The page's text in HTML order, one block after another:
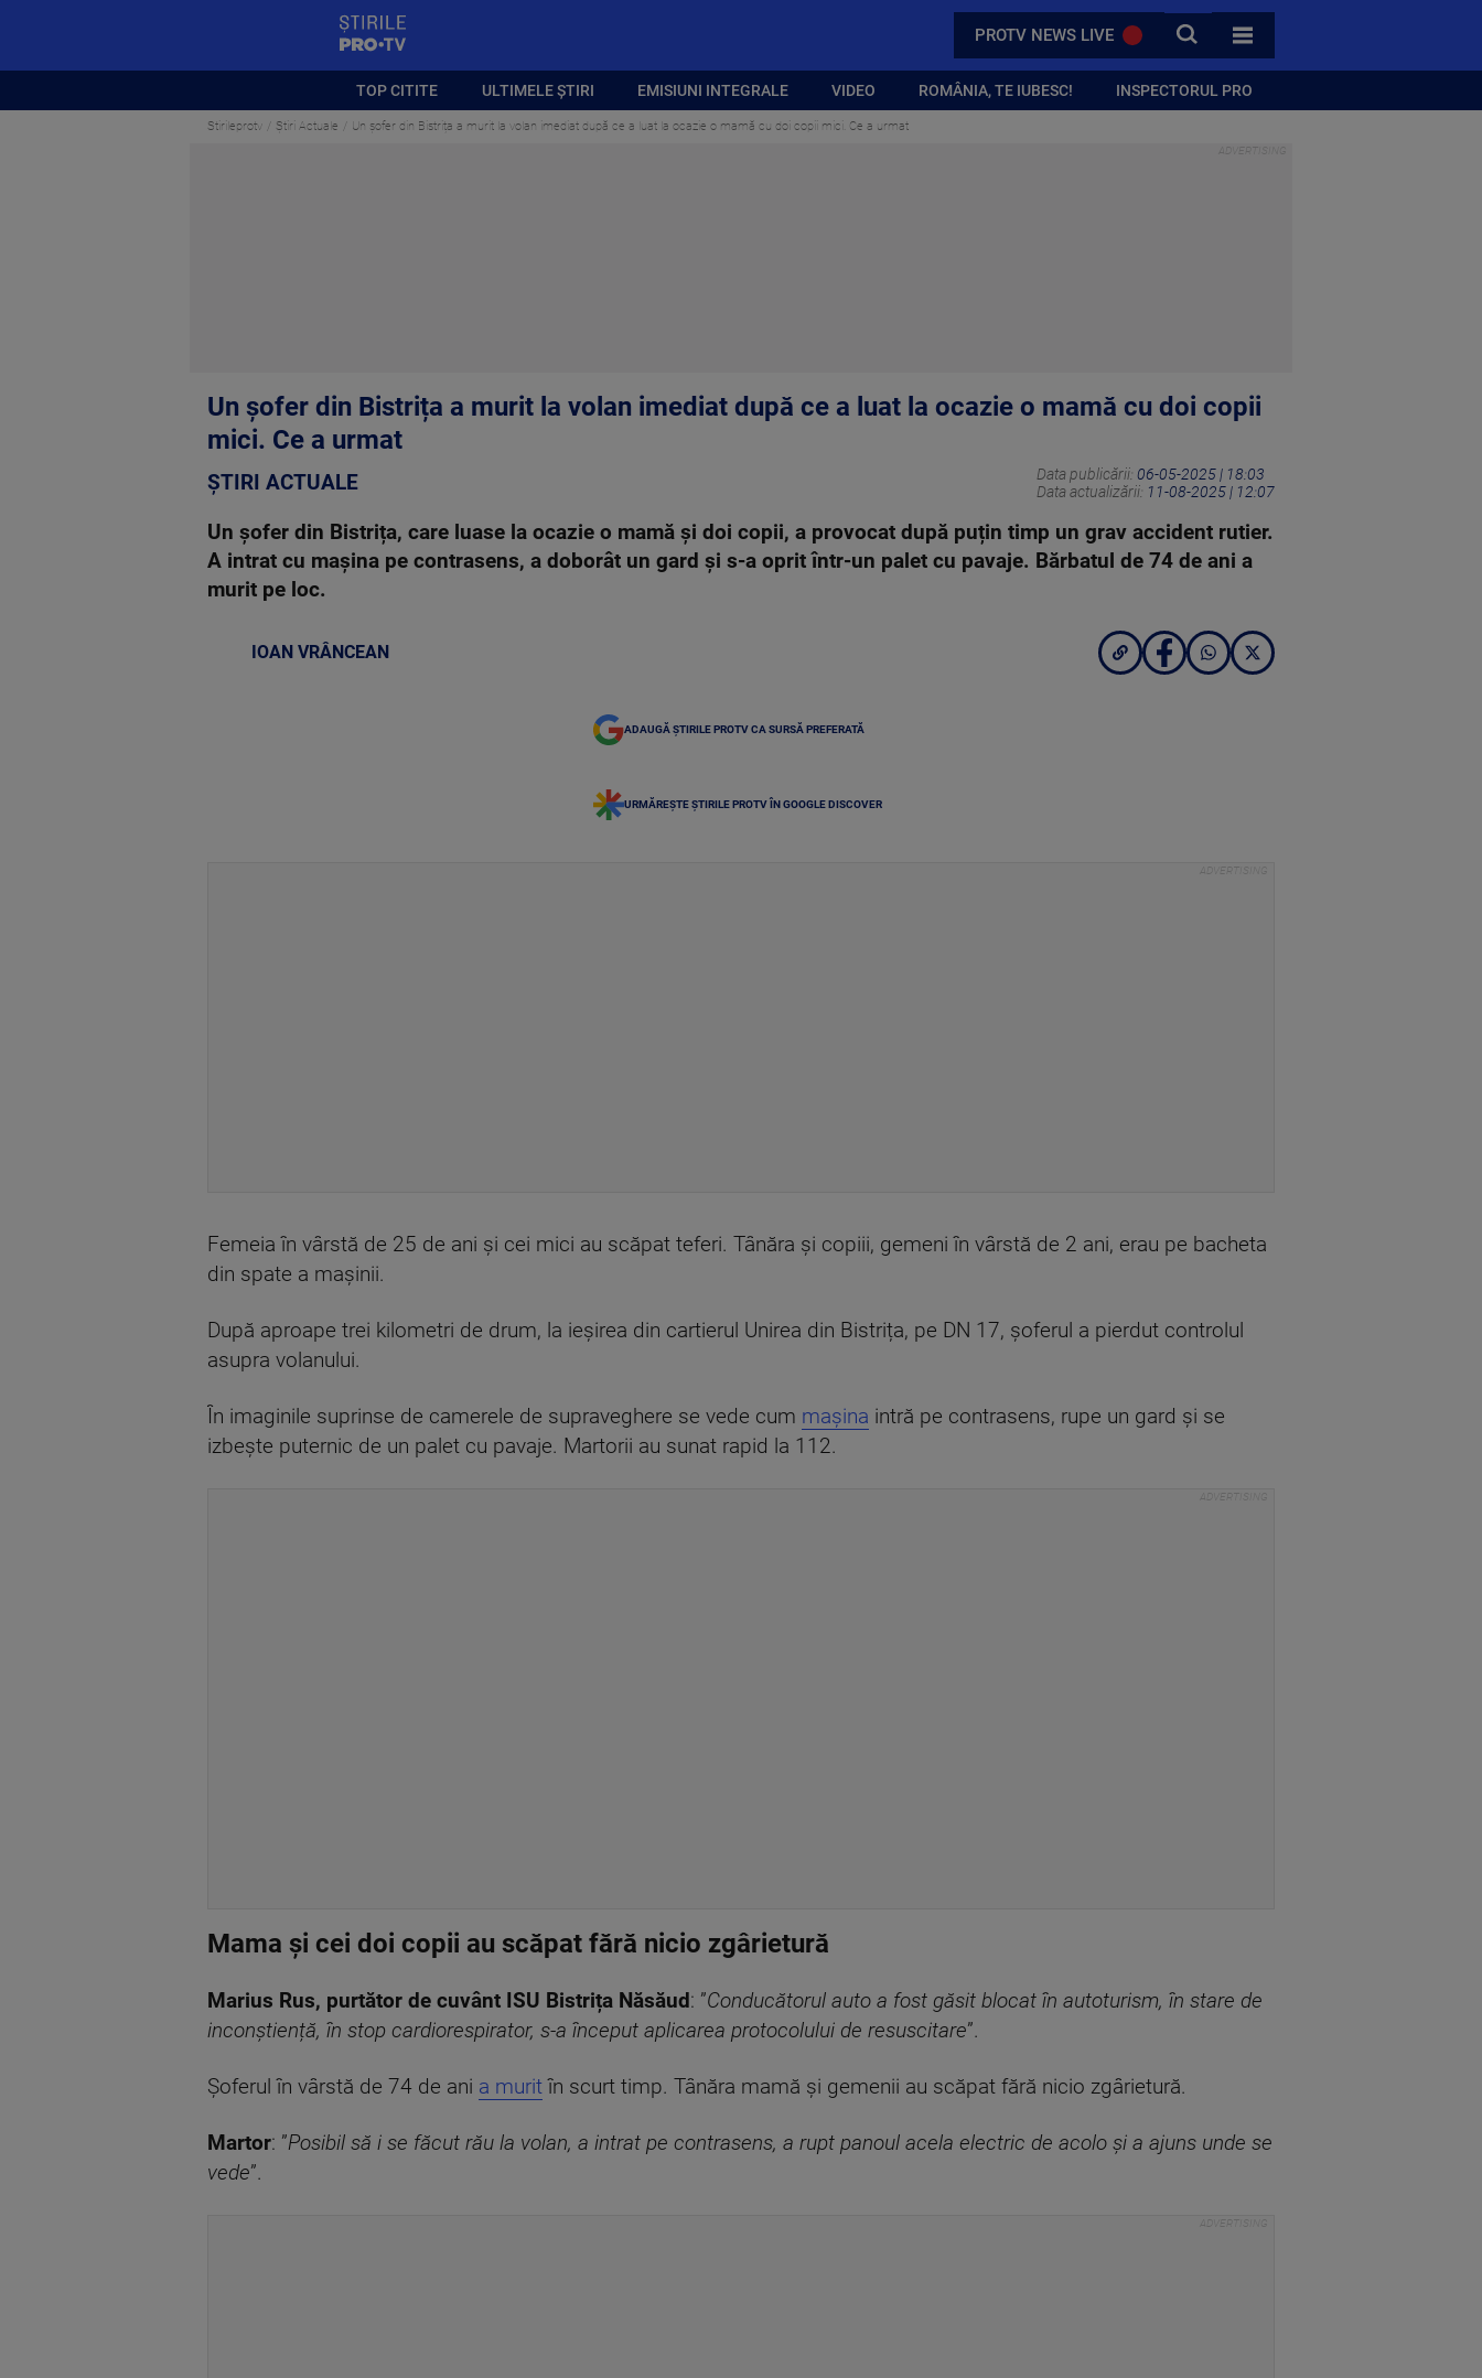
PROTV NEWS LIVE CAUTA
TOATE CATEGORIILE
TOP CITITE ULTIMELE ȘTIRI EMISIUNI INTEGRALE VIDEO ROMÂNIA, TE IUBESC! INSPECTORUL PRO
Stirileprotv Știri Actuale Un șofer din Bistrița a murit la volan imediat după ce a luat la ocazie o mamă cu doi copii mici. Ce a urmat
Un șofer din Bistrița a murit la volan imediat după ce a luat la ocazie o mamă cu doi copii
mici. Ce a urmat
ȘTIRI ACTUALE Data publicării: 06-05-2025 | 18:03
Data actualizării: 11-08-2025 | 12:07
Un șofer din Bistrița, care luase la ocazie o mamă și doi copii, a provocat după puțin timp un grav accident rutier.
A intrat cu mașina pe contrasens, a doborât un gard și s-a oprit într-un palet cu pavaje. Bărbatul de 74 de ani a
murit pe loc.
IOAN VRÂNCEAN
ADAUGĂ ȘTIRILE PROTV CA SURSĂ PREFERATĂ
URMĂREȘTE ȘTIRILE PROTV ÎN GOOGLE DISCOVER
Femeia în vârstă de 25 de ani și cei mici au scăpat teferi. Tânăra și copiii, gemeni în vârstă de 2 ani, erau pe bacheta
din spate a mașinii.
După aproape trei kilometri de drum, la ieșirea din cartierul Unirea din Bistrița, pe DN 17, șoferul a pierdut controlul
asupra volanului.
În imaginile suprinse de camerele de supraveghere se vede cum mașina intră pe contrasens, rupe un gard și se
izbește puternic de un palet cu pavaje. Martorii au sunat rapid la 112.
Mama și cei doi copii au scăpat fără nicio zgârietură
Marius Rus, purtător de cuvânt ISU Bistrița Năsăud : ”Conducătorul auto a fost găsit blocat în autoturism, în stare de
inconștiență, în stop cardiorespirator, s-a început aplicarea protocolului de resuscitare”.
Șoferul în vârstă de 74 de ani a muritîn scurt timp. Tânăra mamă și gemenii au scăpat fără nicio zgârietură.
Martor: ”Posibil să i se făcut rău la volan, a intrat pe contrasens, a rupt panoul acela electric de acolo și a ajuns unde se
vede”.